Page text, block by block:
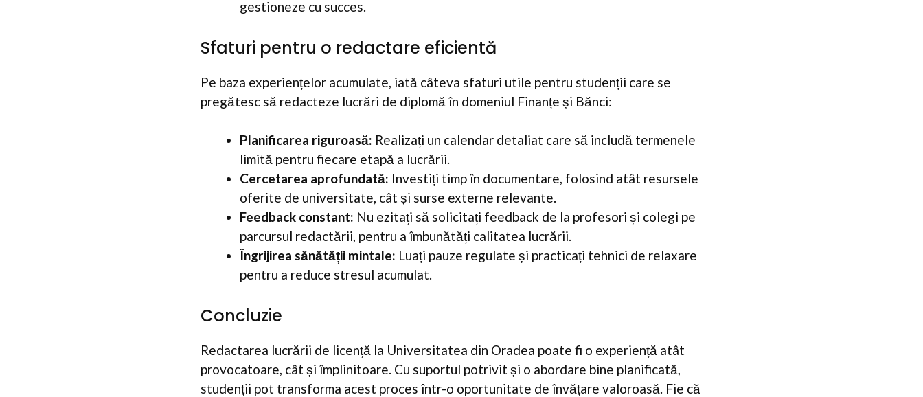
gestioneze cu succes.
Sfaturi pentru o redactare eficientă
Pe baza experiențelor acumulate, iată câteva sfaturi utile pentru studenții care se
pregătesc să redacteze lucrări de diplomă în domeniul Finanțe și Bănci:
Planificarea riguroasă: Realizați un calendar detaliat care să includă termenele
limită pentru fiecare etapă a lucrării.
Cercetarea aprofundată: Investiți timp în documentare, folosind atât resursele
oferite de universitate, cât și surse externe relevante.
Feedback constant: Nu ezitați să solicitați feedback de la profesori și colegi pe
parcursul redactării, pentru a îmbunătăți calitatea lucrării.
Îngrijirea sănătății mintale: Luați pauze regulate și practicați tehnici de relaxare
pentru a reduce stresul acumulat.
Concluzie
Redactarea lucrării de licență la Universitatea din Oradea poate fi o experiență atât
provocatoare, cât și împlinitoare. Cu suportul potrivit și o abordare bine planificată,
studenții pot transforma acest proces într-o oportunitate de învățare valoroasă. Fie că